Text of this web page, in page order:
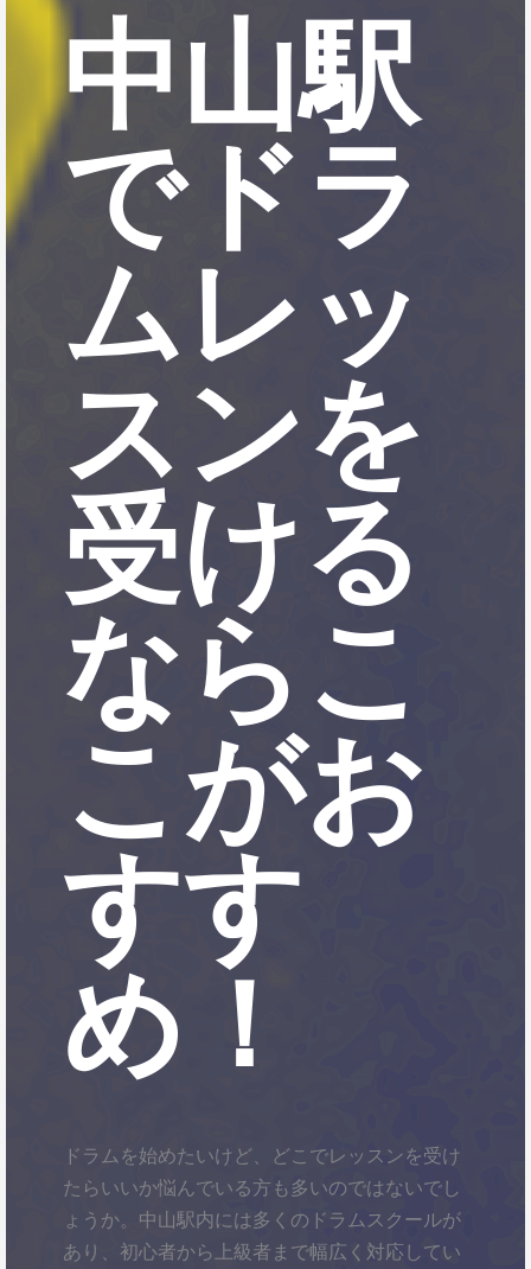
中山駅
でドラ
ムレッ
スンを
受ける
ならこ
こがお
すす
め！
ドラムを始めたいけど、どこでレッスンを受け
たらいいか悩んでいる方も多いのではないでし
ょうか。中山駅内には多くのドラムスクールが
あり、初心者から上級者まで幅広く対応してい